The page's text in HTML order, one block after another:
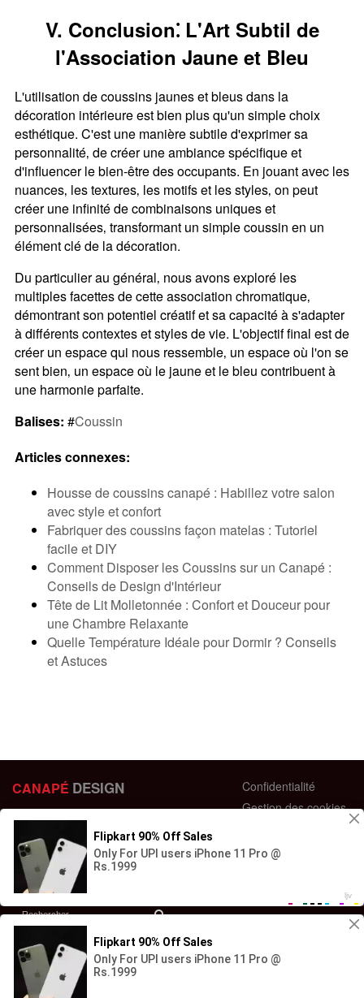
V. Conclusion⁚ L'Art Subtil de
l'Association Jaune et Bleu
L'utilisation de coussins jaunes et bleus dans la
décoration intérieure est bien plus qu'un simple choix
esthétique. C'est une manière subtile d'exprimer sa
personnalité‚ de créer une ambiance spécifique et
d'influencer le bien-être des occupants. En jouant avec les
nuances‚ les textures‚ les motifs et les styles‚ on peut
créer une infinité de combinaisons uniques et
personnalisées‚ transformant un simple coussin en un
élément clé de la décoration.
Du particulier au général‚ nous avons exploré les
multiples facettes de cette association chromatique‚
démontrant son potentiel créatif et sa capacité à s'adapter
à différents contextes et styles de vie. L'objectif final est de
créer un espace qui nous ressemble‚ un espace où l'on se
sent bien‚ un espace où le jaune et le bleu contribuent à
une harmonie parfaite.
Balises: #Coussin
Articles connexes:
Housse de coussins canapé : Habillez votre salon
avec style et confort
Fabriquer des coussins façon matelas : Tutoriel
facile et DIY
Comment Disposer les Coussins sur un Canapé :
Conseils de Design d'Intérieur
Tête de Lit Molletonnée : Confort et Douceur pour
une Chambre Relaxante
Quelle Température Idéale pour Dormir ? Conseils
et Astuces
CANAPÉ DESIGN
44 bis Rue des Bardines
63370 Lempdes, France
+33 658358352
Confidentialité
Gestion des cookies
Retour et échange
Contactez-nous
© Copyright - 2023